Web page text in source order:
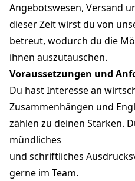
Angebotswesen, Versand
dieser Zeit wirst du von
betreut, wodurch du die
ihnen auszutauschen.
Voraussetzungen und
Du hast Interesse an
Zusammenhängen und
zählen zu deinen Stärken.
mündliches
und schriftliches
gerne im Team.